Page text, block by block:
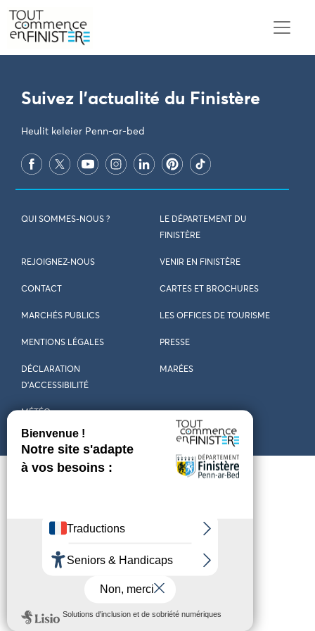
PARAMÈTRES DES COOKIES
Suivez l'actualité du Finistère
Heulit keleier Penn-ar-bed
QUI SOMMES-NOUS ?
LE DÉPARTEMENT DU
FINISTÈRE
REJOIGNEZ-NOUS VENIR EN FINISTÈRE
CONTACT CARTES ET BROCHURES
MARCHÉS PUBLICS LES OFFICES DE TOURISME
MENTIONS LÉGALES PRESSE
DÉCLARATION
D’ACCESSIBILITÉ
MARÉES
MÉTÉO